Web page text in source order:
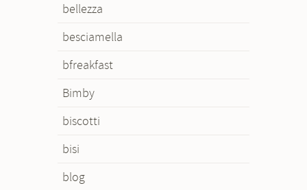
bellezza
besciamella
bfreakfast
Bimby
biscotti
bisi
blog